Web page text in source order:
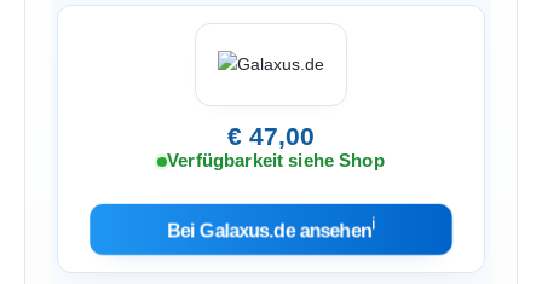
€ 47,00
Verfügbarkeit siehe Shop
Bei Galaxus.de ansehenℹ︎